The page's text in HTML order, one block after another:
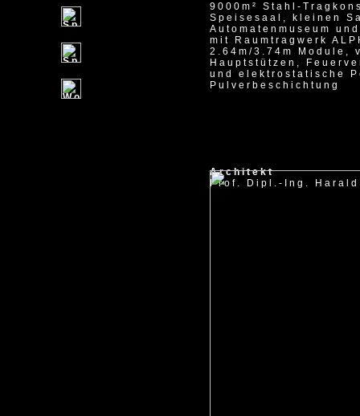
9000m² Stahl-
Speisesaal, kleinen
Automatenmuseum
mit Raumtragwerk
2.64m/3.74m Module,
Hauptstützen,
und elektrostatische
Pulverbeschichtung
Architekt
Prof. Dipl.-Ing.